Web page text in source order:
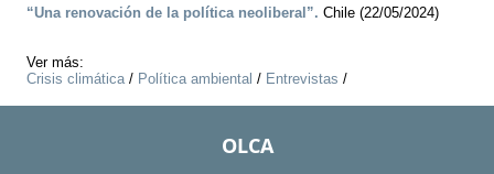
“Una renovación de la política neoliberal”. Chile (22/05/2024)
Ver más:
Crisis climática/ Política ambiental / Entrevistas /
OLCA